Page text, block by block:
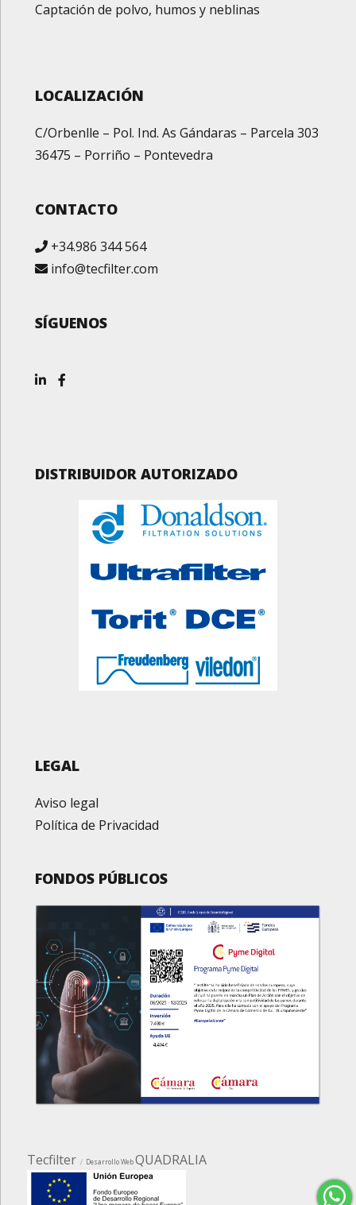
Captación de polvo, humos y neblinas
LOCALIZACIÓN
C/Orbenlle – Pol. Ind. As Gándaras – Parcela 303
36475 – Porriño – Pontevedra
CONTACTO
+34.986 344 564
info@tecfilter.com
SÍGUENOS
DISTRIBUIDOR AUTORIZADO
LEGAL
Aviso legal
Política de Privacidad
FONDOS PÚBLICOS
Tecfilter Desarrollo WebQUADRALIA